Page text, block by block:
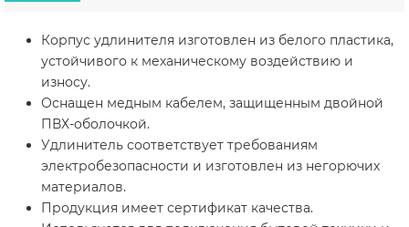
Корпус удлинителя изготовлен из белого пластика,
устойчивого к механическому воздействию и
износу.
Оснащен медным кабелем, защищенным двойной
ПВХ-оболочкой.
Удлинитель соответствует требованиям
электробезопасности и изготовлен из негорючих
материалов.
Продукция имеет сертификат качества.